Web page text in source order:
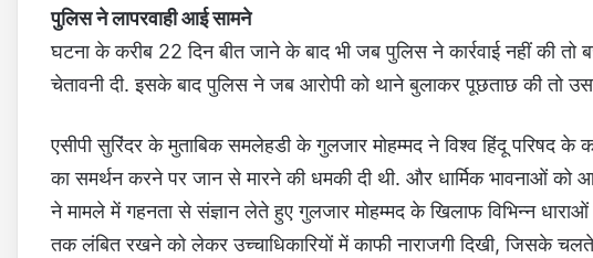
पुलिस ने लापरवाही आई सामने
घटना के करीब 22 दिन बीत जाने के बाद भी जब पुलिस ने कार्रवाई नहीं की
चेतावनी दी. इसके बाद पुलिस ने जब आरोपी को थाने बुलाकर पूछताछ की तो
एसीपी सुरिंदर के मुताबिक समलेहडी के गुलजार मोहम्मद ने विश्व हिंदू परिषद के
का समर्थन करने पर जान से मारने की धमकी दी थी. और धार्मिक भावनाओं
ने मामले में गहनता से संज्ञान लेते हुए गुलजार मोहम्मद के खिलाफ विभिन्न
तक लंबित रखने को लेकर उच्चाधिकारियों में काफी नाराजगी दिखी, जिसके